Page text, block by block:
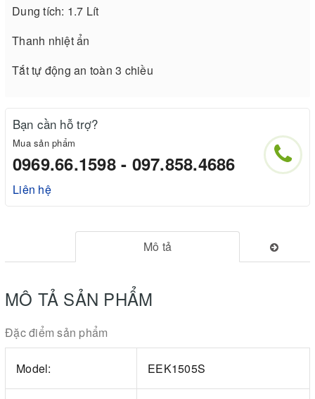
Dung tích: 1.7 Lít
Thanh nhiệt ẩn
Tắt tự động an toàn 3 chiều
Bạn cần hỗ trợ?
Mua sản phẩm
0969.66.1598 - 097.858.4686
Liên hệ
Mô tả
MÔ TẢ SẢN PHẨM
Đặc điểm sản phẩm
Model: EEK1505S